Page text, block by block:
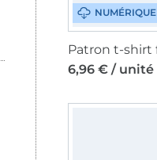
NUMÉRIQUE
6,96 € / unité